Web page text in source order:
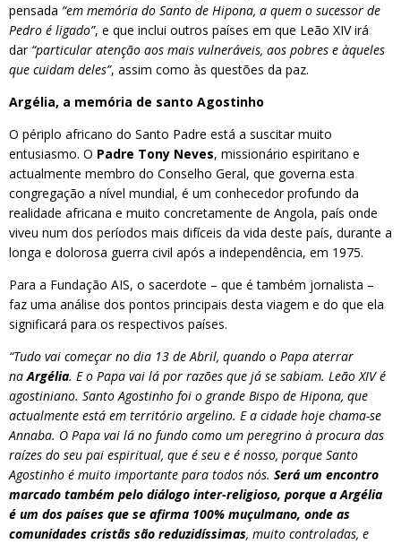
pensada “em memória do Santo de Hipona, a quem o sucessor de
Pedro é ligado”, e que inclui outros países em que Leão XIV irá
dar “particular atenção aos mais vulneráveis, aos pobres e àqueles
que cuidam deles”, assim como às questões da paz.
Argélia, a memória de santo Agostinho
O périplo africano do Santo Padre está a suscitar muito
entusiasmo. O Padre Tony Neves, missionário espiritano e
actualmente membro do Conselho Geral, que governa esta
congregação a nível mundial, é um conhecedor profundo da
realidade africana e muito concretamente de Angola, país onde
viveu num dos períodos mais difíceis da vida deste país, durante a
longa e dolorosa guerra civil após a independência, em 1975.
Para a Fundação AIS, o sacerdote – que é também jornalista –
faz uma análise dos pontos principais desta viagem e do que ela
significará para os respectivos países.
“Tudo vai começar no dia 13 de Abril, quando o Papa aterrar
naArgélia. E o Papa vai lá por razões que já se sabiam. Leão XIV é
agostiniano. Santo Agostinho foi o grande Bispo de Hipona, que
actualmente está em território argelino. E a cidade hoje chama-se
Annaba. O Papa vai lá no fundo como um peregrino à procura das
raízes do seu pai espiritual, que é seu e é nosso, porque Santo
Agostinho é muito importante para todos nós. Será um encontro
marcado também pelo diálogo inter-religioso, porque a Argélia
é um dos países que se afirma 100% muçulmano, onde as
comunidades cristãs são reduzidíssimas, muito controladas, e